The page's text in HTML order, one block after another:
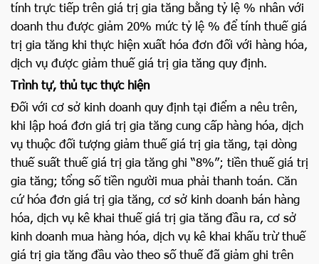
tính trực tiếp trên giá trị gia tăng bằng tỷ lệ % nhân với
doanh thu được giảm 20% mức tỷ lệ % để tính thuế giá
trị gia tăng khi thực hiện xuất hóa đơn đối với hàng hóa,
dịch vụ được giảm thuế giá trị gia tăng quy định.
Trình tự, thủ tục thực hiện
Đối với cơ sở kinh doanh quy định tại điểm a nêu trên,
khi lập hoá đơn giá trị gia tăng cung cấp hàng hóa, dịch
vụ thuộc đối tượng giảm thuế giá trị gia tăng, tại dòng
thuế suất thuế giá trị gia tăng ghi “8%”; tiền thuế giá trị
gia tăng; tổng số tiền người mua phải thanh toán. Căn
cứ hóa đơn giá trị gia tăng, cơ sở kinh doanh bán hàng
hóa, dịch vụ kê khai thuế giá trị gia tăng đầu ra, cơ sở
kinh doanh mua hàng hóa, dịch vụ kê khai khấu trừ thuế
giá trị gia tăng đầu vào theo số thuế đã giảm ghi trên